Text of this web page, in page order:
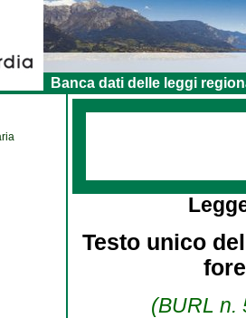
Banca dati delle leggi
Testo unico
(BURL n.